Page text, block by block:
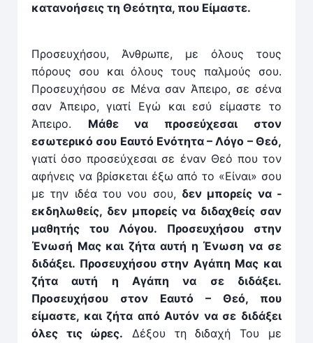
κατανοήσεις τη Θεότητα, που Είμαστε.
Προσευχήσου, Άνθρωπε, με όλους τους
πόρους σου και όλους τους παλμούς σου.
Προσευχήσου σε Μένα σαν Άπειρο, σε σένα
σαν Άπειρο, γιατί Εγώ και εσύ είμαστε το
Άπειρο. Μάθε να προσεύχεσαι στον
εσωτερικό σου Εαυτό Ενότητα – Λόγο – Θεό,
γιατί όσο προσεύχεσαι σε έναν Θεό που τον
αφήνεις να βρίσκεται έξω από το ­«Είναι» σου
με την ιδέα του νου σου, δεν μπορείς να ­
εκδηλωθείς, δεν μπορείς να διδαχθείς σαν
μαθητής του Λόγου. Προσευχή­σου στην
Ένωσή Μας και ζήτα αυτή η Ένωση να σε
διδάξει. Προσευχήσου στην Αγάπη Μας και
ζήτα αυτή η Αγάπη να σε διδάξει.
Προσευχήσου στον Εαυτό – Θεό, που
είμαστε, και ζήτα από Αυτόν να σε διδάξει
όλες τις ώρες. Δέξου τη διδαχή Του με